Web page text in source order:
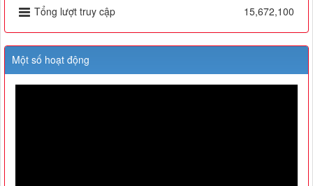
Tổng lượt truy cập 15,672,100
Một số hoạt động